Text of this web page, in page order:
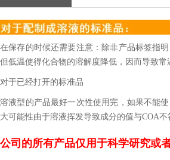
在保存的时候还需要注意：除非产品标签指
但低温使得化合物的溶解度降低，因而导致
对于已经打开的标准品
溶液型的产品最好一次性使用完，如果不能
大可能性由于溶液挥发导致成分的值与COA不
公司的所有产品仅用于科学研究或